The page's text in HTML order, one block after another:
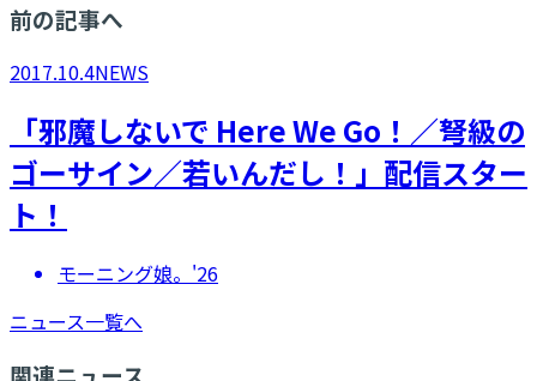
前の記事へ
2017.10.4NEWS
「邪魔しないで Here We Go！／弩級の
ゴーサイン／若いんだし！」配信スター
ト！
モーニング娘。'26
ニュース一覧へ
関連ニュース